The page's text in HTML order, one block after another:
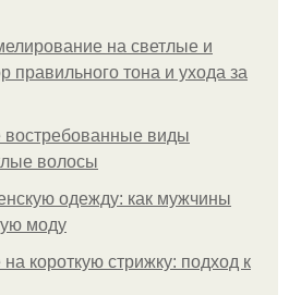
на светлые и
правильного тона и ухода за
востребованные виды
волосы
одежду: как мужчины
моду
короткую стрижку: подход к